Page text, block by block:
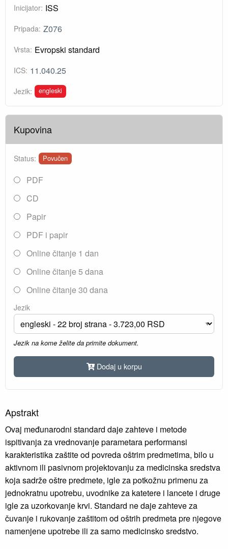
Inicijator: ISS
Pripada: Z076
Vrsta: Evropski standard
ICS: 11.040.25
Jezik: engleski
Kupovina
Status: Povučen
PDF
CD
Papir
PDF i papir
Online čitanje 1 dan
Online čitanje 5 dana
Online čitanje 30 dana
Jezik
Jezik na kome želite da primite dokument.
Dodaj u korpu
Apstrakt
Ovaj međunarodni standard daje zahteve i metode
ispitivanja za vrednovanje parametara performansi
karakteristika zaštite od povreda oštrim predmetima, bilo u
aktivnom ili pasivnom projektovanju za medicinska sredstva
koja sadrže oštre predmete, igle za potkožnu primenu za
jednokratnu upotrebu, uvodnike za katetere i lancete i druge
igle za uzorkovanje krvi. Standard ne daje zahteve za
čuvanje i rukovanje zaštitom od oštrih predmeta pre njegove
namenjene upotrebe ili za samo medicinsko sredstvo.